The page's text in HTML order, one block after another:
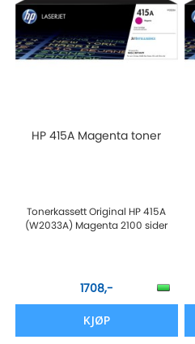
HP 415A Magenta toner
Tonerkassett Original HP 415A
(W2033A) Magenta 2100 sider
1708,-
KJØP